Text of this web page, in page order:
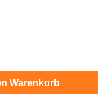
gewünschten
Warenkorb